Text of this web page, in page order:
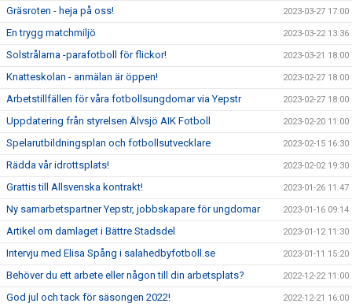
Gräsroten - heja på oss! 2023-03-27 17:00
En trygg matchmiljö 2023-03-22 13:36
Solstrålarna -parafotboll för flickor! 2023-03-21 18:00
Knatteskolan - anmälan är öppen! 2023-02-27 18:00
Arbetstillfällen för våra fotbollsungdomar via Yepstr 2023-02-27 18:00
Uppdatering från styrelsen Älvsjö AIK Fotboll 2023-02-20 11:00
Spelarutbildningsplan och fotbollsutvecklare 2023-02-15 16:30
Rädda vår idrottsplats! 2023-02-02 19:30
Grattis till Allsvenska kontrakt! 2023-01-26 11:47
Ny samarbetspartner Yepstr, jobbskapare för ungdomar 2023-01-16 09:14
Artikel om damlaget i Bättre Stadsdel 2023-01-12 11:30
Intervju med Elisa Spång i salahedbyfotboll.se 2023-01-11 15:20
Behöver du ett arbete eller någon till din arbetsplats? 2022-12-22 11:00
God jul och tack för säsongen 2022! 2022-12-21 16:00